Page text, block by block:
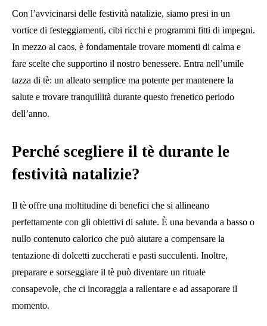
Con l’avvicinarsi delle festività natalizie, siamo presi in un
vortice di festeggiamenti, cibi ricchi e programmi fitti di impegni.
In mezzo al caos, è fondamentale trovare momenti di calma e
fare scelte che supportino il nostro benessere. Entra nell’umile
tazza di tè: un alleato semplice ma potente per mantenere la
salute e trovare tranquillità durante questo frenetico periodo
dell’anno.
Perché scegliere il tè durante le
festività natalizie?
Il tè offre una moltitudine di benefici che si allineano
perfettamente con gli obiettivi di salute. È una bevanda a basso o
nullo contenuto calorico che può aiutare a compensare la
tentazione di dolcetti zuccherati e pasti succulenti. Inoltre,
preparare e sorseggiare il tè può diventare un rituale
consapevole, che ci incoraggia a rallentare e ad assaporare il
momento.